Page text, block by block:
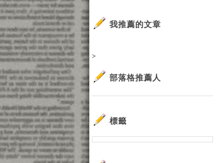
我推薦的文章
>
部落格推薦人
標籤